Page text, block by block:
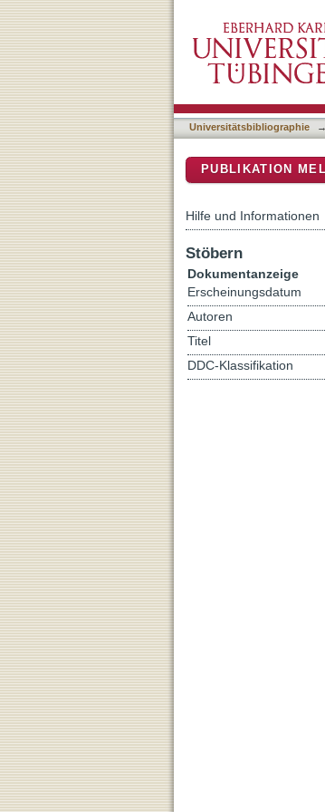
s(NN)=5.02 TeV
Universitätsbibliographie →
PUBLIKATION
Hilfe und Informationen
Stöbern
Dokumentanzeige
Erscheinungsdatum
Autoren
Titel
DDC-Klassifikation